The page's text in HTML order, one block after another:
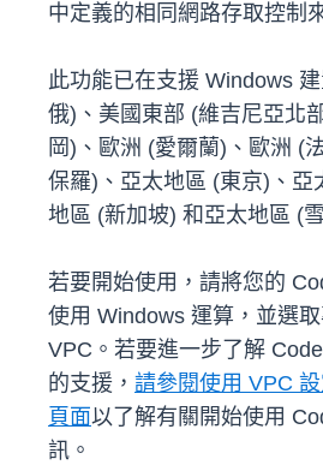
中定義的相同網路存取控制
此功能已在支援 Windows
俄)、美國東部 (維吉尼亞北
岡)、歐洲 (愛爾蘭)、歐洲 (
保羅)、亞太地區 (東京)、亞
地區 (新加坡) 和亞太地區 (
若要開始使用，請將您的
使用 Windows 運算，並選
VPC。若要進一步了解
的支援， 請參閱使用 VPC
頁面以了解有關開始使用
訊。